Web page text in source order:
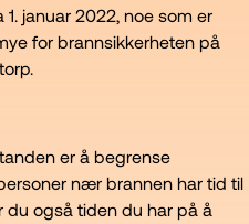
januar 2022, noe som er
for brannsikkerheten på
er å begrense
nær brannen har tid til
du også tiden du har på å